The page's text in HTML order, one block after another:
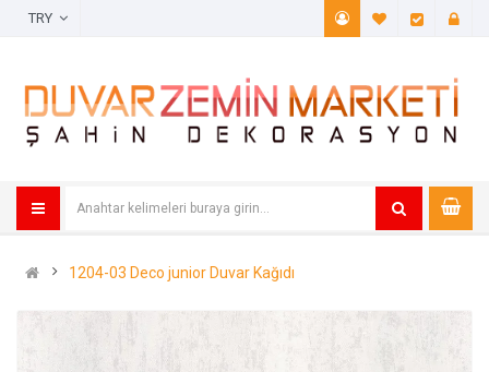
A. Listem
1204-03 Deco junior Duvar Kağıdı